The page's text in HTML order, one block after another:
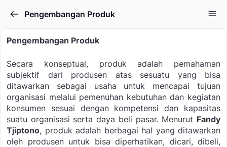
Pengembangan Produk
Pengembangan Produk
Secara konseptual, produk adalah pemahaman
subjektif dari produsen atas sesuatu yang bisa
ditawarkan sebagai usaha untuk mencapai tujuan
organisasi melalui pemenuhan kebutuhan dan kegiatan
konsumen sesuai dengan kompetensi dan kapasitas
suatu organisasi serta daya beli pasar. Menurut Fandy
Tjiptono, produk adalah berbagai hal yang ditawarkan
oleh produsen untuk bisa diperhatikan, dicari, dibeli,